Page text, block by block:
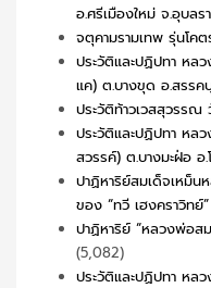
อ.ศรีเมืองใหม่ จ.อุบลร
จตุคามรามเทพ รุ่นโค
ประวัติและปฏิปทา หล
แค) ต.บางขุด อ.สรรค
ประวัติท้าวเวสสุวรร
ประวัติและปฏิปทา หล
สวรรค์) ต.บางมะฝ่อ อ
ปาฏิหาริย์สมเด็จเหม็น
ของ “ทวี เฮงคราวิทย์”
ปาฏิหาริย์ “หลวงพ่อส
(5,082)
ประวัติและปฏิปทา หล